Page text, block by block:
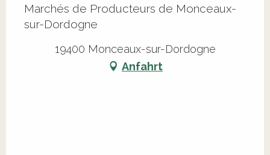
Marchés de Producteurs de Monceaux-
sur-Dordogne
19400 Monceaux-sur-Dordogne
Anfahrt